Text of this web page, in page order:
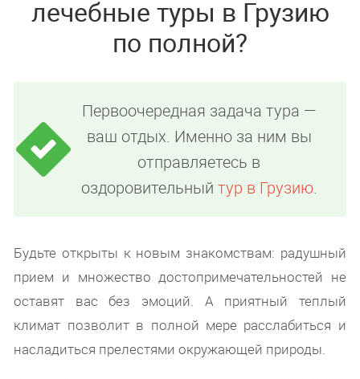
лечебные туры в Грузию
по полной?
Первоочередная задача тура —
ваш отдых. Именно за ним вы
отправляетесь в
оздоровительный тур в Грузию.
Будьте открыты к новым знакомствам: радушный
прием и множество достопримечательностей не
оставят вас без эмоций. А приятный теплый
климат позволит в полной мере расслабиться и
насладиться прелестями окружающей природы.